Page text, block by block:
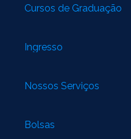
Cursos de Graduação
Ingresso
Nossos Serviços
Bolsas